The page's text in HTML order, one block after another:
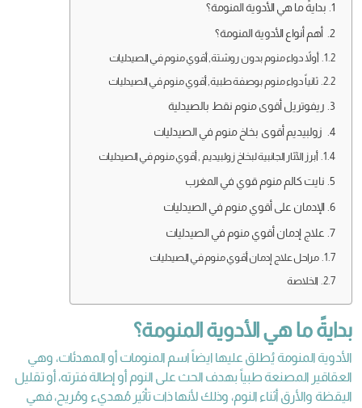
بدايةً ما هي الأدوية المنومة؟
أهم أنواع الأدوية المنومة؟
أولاً دواء منوم بدون روشتة, أقوي منوم في الصيدليات
ثانياً دواء منوم بوصفة طبية, أقوي منوم في الصيدليات
ريفوتريل أقوى منوم نقط بالصيدلية
زولبيديم أقوى بخاخ منوم في الصيدليات
أبرز الآثار الجانبية لبخاخ زولبيديم , أقوي منوم في الصيدليات
نايت كالم منوم قوي في المغرب
الإدمان على أقوي منوم في الصيدليات
علاج إدمان أقوي منوم في الصيدليات
مراحل علاج إدمان أقوي منوم في الصيدليات
الخلاصة
بدايةً ما هي الأدوية المنومة؟
الأدوية المنومة يُطلق عليها ايضاً اسم المنومات أو المهدئات، وهي
العقاقير المصنعة طبياً بهدف الحث على النوم أو إطالة فترته، أو تقليل
اليقظة والأرق أثناء النوم، وذلك لأنها ذات تأثير مُهديء ومُريح، فهي